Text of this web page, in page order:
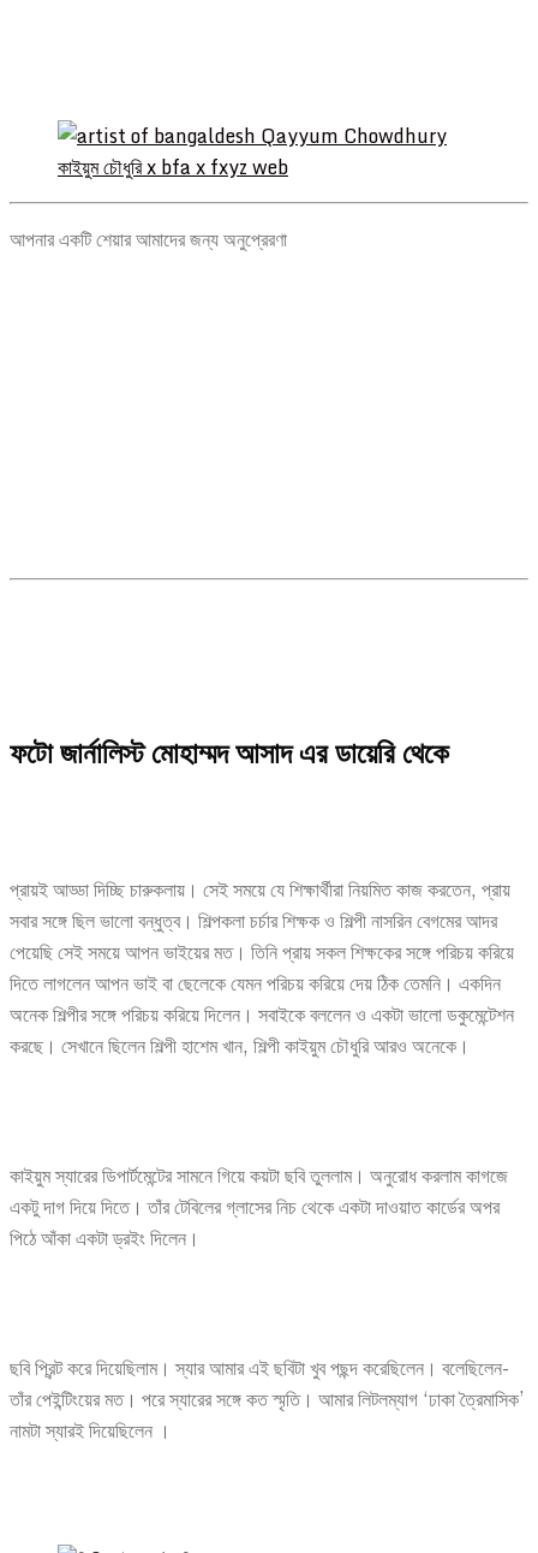
আপনার একটি শেয়ার আমাদের জন্য অনুপ্রেরণা
ফটো জার্নালিস্ট মোহাম্মদ আসাদ এর ডায়েরি থেকে
প্রায়ই আড্ডা দিচ্ছি চারুকলায়। সেই সময়ে যে শিক্ষার্থীরা নিয়মিত কাজ করতেন, প্রায়
সবার সঙ্গে ছিল ভালো বন্ধুত্ব। শিল্পকলা চর্চার শিক্ষক ও শিল্পী নাসরিন বেগমের আদর
পেয়েছি সেই সময়ে আপন ভাইয়ের মত। তিনি প্রায় সকল শিক্ষকের সঙ্গে পরিচয় করিয়ে
দিতে লাগলেন আপন ভাই বা ছেলেকে যেমন পরিচয় করিয়ে দেয় ঠিক তেমনি। একদিন
অনেক শিল্পীর সঙ্গে পরিচয় করিয়ে দিলেন। সবাইকে বললেন ও একটা ভালো ডকুমেন্টেশন
করছে। সেখানে ছিলেন শিল্পী হাশেম খান, শিল্পী কাইয়ুম চৌধুরি আরও অনেকে।
কাইয়ুম স্যারের ডিপার্টমেন্টের সামনে গিয়ে কয়টা ছবি তুললাম। অনুরোধ করলাম কাগজে
একটু দাগ দিয়ে দিতে। তাঁর টেবিলের গ্লাসের নিচ থেকে একটা দাওয়াত কার্ডের অপর
পিঠে আঁকা একটা ড্রইং দিলেন।
ছবি প্রিন্ট করে দিয়েছিলাম। স্যার আমার এই ছবিটা খুব পছন্দ করেছিলেন। বলেছিলেন-
তাঁর পেইন্টিংয়ের মত। পরে স্যারের সঙ্গে কত স্মৃতি। আমার লিটলম্যাগ ‘ঢাকা ত্রৈমাসিক’
নামটা স্যারই দিয়েছিলেন ।